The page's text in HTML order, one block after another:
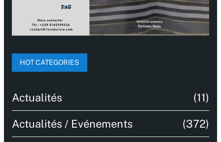
HOT CATEGORIES
Actualités (11)
Actualités / Evénements (372)